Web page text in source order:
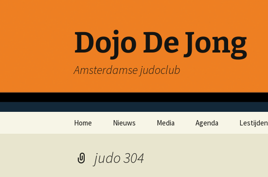
Dojo De Jong
Amsterdamse judoclub
Home Nieuws Media Agenda Lestijden
judo 304